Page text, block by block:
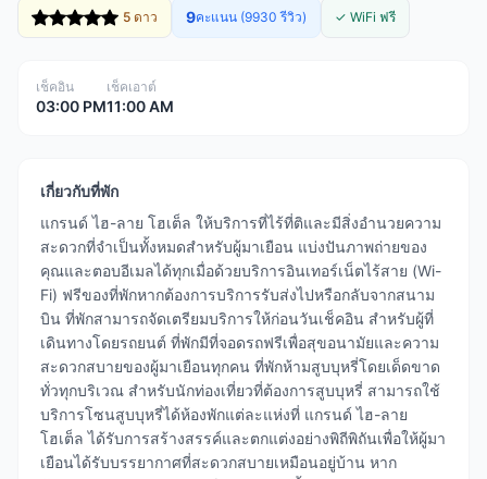
5 ดาว 9คะแนน (9930 รีวิว) ✓ WiFi ฟรี
เช็คอิน
03:00 PM
เช็คเอาต์
11:00 AM
เกี่ยวกับที่พัก
แกรนด์ ไฮ-ลาย โฮเต็ล ให้บริการที่ไร้ที่ติและมีสิ่งอำนวยความ
สะดวกที่จำเป็นทั้งหมดสำหรับผู้มาเยือน แบ่งปันภาพถ่ายของ
คุณและตอบอีเมลได้ทุกเมื่อด้วยบริการอินเทอร์เน็ตไร้สาย (Wi-
Fi) ฟรีของที่พักหากต้องการบริการรับส่งไปหรือกลับจากสนาม
บิน ที่พักสามารถจัดเตรียมบริการให้ก่อนวันเช็คอิน สำหรับผู้ที่
เดินทางโดยรถยนต์ ที่พักมีที่จอดรถฟรีเพื่อสุขอนามัยและความ
สะดวกสบายของผู้มาเยือนทุกคน ที่พักห้ามสูบบุหรี่โดยเด็ดขาด
ทั่วทุกบริเวณ สำหรับนักท่องเที่ยวที่ต้องการสูบบุหรี่ สามารถใช้
บริการโซนสูบบุหรี่ได้ห้องพักแต่ละแห่งที่ แกรนด์ ไฮ-ลาย
โฮเต็ล ได้รับการสร้างสรรค์และตกแต่งอย่างพิถีพิถันเพื่อให้ผู้มา
เยือนได้รับบรรยากาศที่สะดวกสบายเหมือนอยู่บ้าน หาก